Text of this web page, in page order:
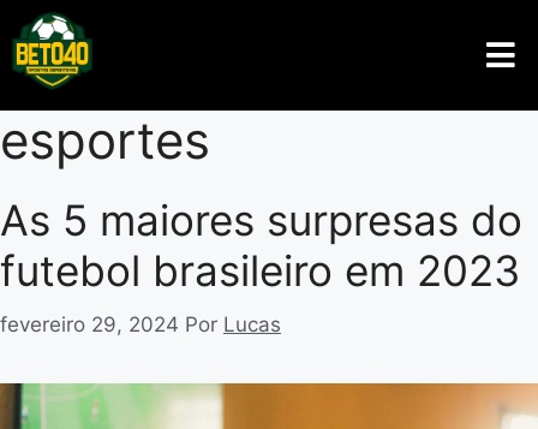
esportes
As 5 maiores surpresas do
futebol brasileiro em 2023
fevereiro 29, 2024 Por Lucas